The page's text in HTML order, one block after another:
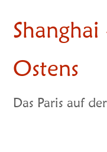
Shanghai
Ostens
Das Paris auf